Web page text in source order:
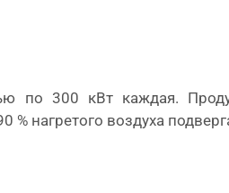
по 300 кВт каждая.
нагретого воздуха